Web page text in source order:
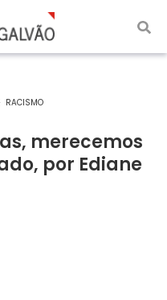
RACISMO
merecemos
por Ediane